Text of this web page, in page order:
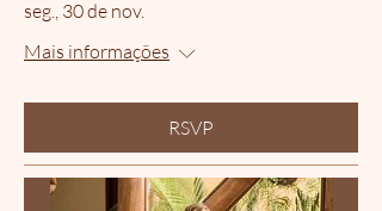
seg., 30 de nov.
Mais informações
RSVP